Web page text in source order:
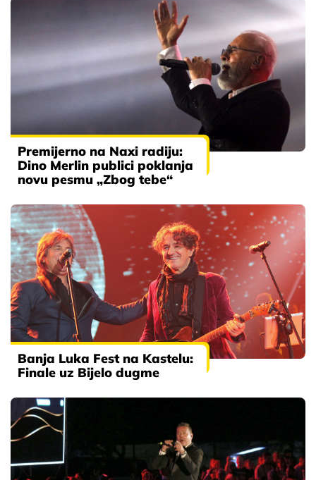
Premijerno na Naxi radiju:
Dino Merlin publici poklanja
novu pesmu „Zbog tebe“
Banja Luka Fest na Kastelu:
Finale uz Bijelo dugme